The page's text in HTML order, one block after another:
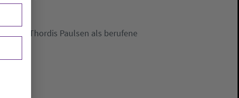
Thordis Paulsen als berufene